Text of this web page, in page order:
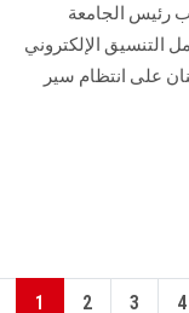
2026/2027، أجرى نائب رئيس الجامعة
التنسيق الإلكتروني
على انتظام سير
1 2 3 4